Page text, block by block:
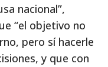
nacional”,
“el objetivo no
pero sí hacerle
y que con